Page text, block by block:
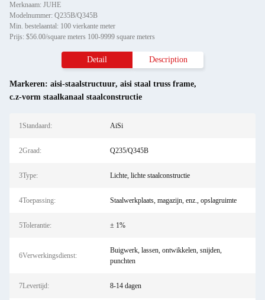
Merknaam: JUHE
Modelnummer: Q235B/Q345B
Min. bestelaantal: 100 vierkante meter
Prijs: $56.00/square meters 100-9999 square meters
Detail Description
Markeren: aisi-staalstructuur, aisi staal truss frame,
c.z-vorm staalkanaal staalconstructie
1Standaard: AiSi
2Graad: Q235/Q345B
3Type: Lichte, lichte staalconstructie
4Toepassing: Staalwerkplaats, magazijn, enz., opslagruimte
5Tolerantie: ± 1%
6Verwerkingsdienst:
Buigwerk, lassen, ontwikkelen, snijden,
punchten
7Levertijd: 8-14 dagen